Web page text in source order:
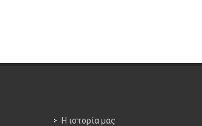
Η ιστορία μας